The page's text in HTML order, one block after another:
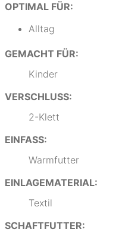
OPTIMAL FÜR:
Alltag
GEMACHT FÜR:
Kinder
VERSCHLUSS:
2-Klett
EINFASS:
Warmfutter
EINLAGEMATERIAL:
Textil
SCHAFTFUTTER: